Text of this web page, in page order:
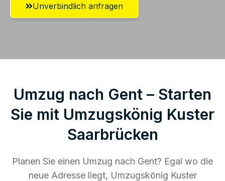
Unverbindlich anfragen
Umzug nach Gent – Starten
Sie mit Umzugskönig Kuster
Saarbrücken
Planen Sie einen Umzug nach Gent? Egal wo die
neue Adresse liegt, Umzugskönig Kuster